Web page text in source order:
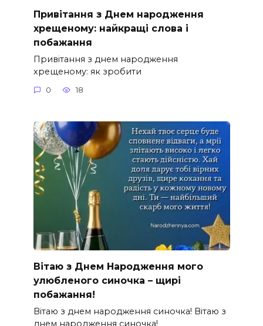
Привітання з Днем народження
хрещеному: найкращі слова і
побажання
Привітання з днем народження
хрещеному: як зробити
0 18
Вітаю з Днем Народження мого
улюбленого синочка – щирі
побажання!
Вітаю з днем народження синочка! Вітаю з